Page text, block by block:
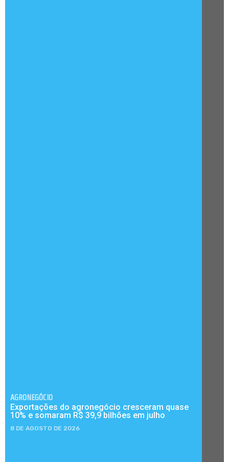
AGRONEGÓCIO
Exportações do agronegócio cresceram quase
10% e somaram R$ 39,9 bilhões em julho
8 DE AGOSTO DE 2026